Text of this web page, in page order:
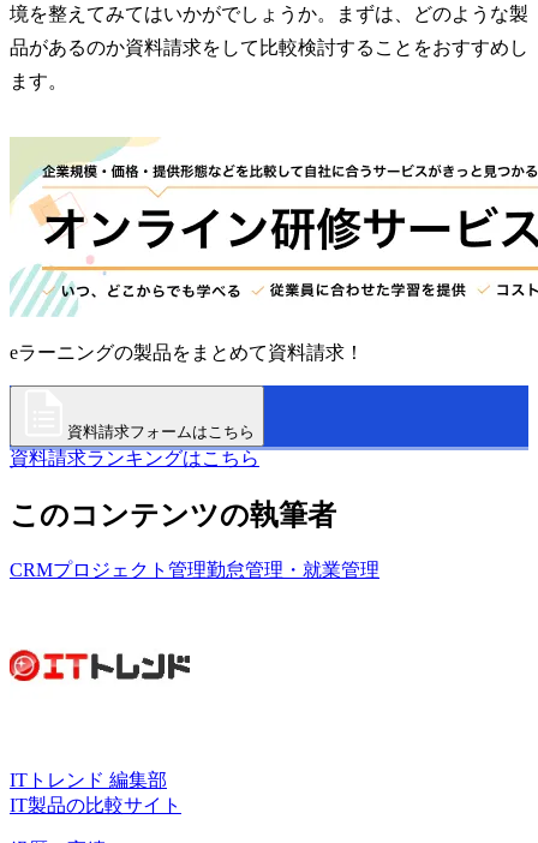
境を整えてみてはいかがでしょうか。まずは、どのような製
品があるのか資料請求をして比較検討することをおすすめし
ます。
eラーニングの製品をまとめて資料請求！
資料請求フォームはこちら
資料請求ランキングはこちら
このコンテンツの執筆者
CRMプロジェクト管理勤怠管理・就業管理
ITトレンド 編集部
IT製品の比較サイト